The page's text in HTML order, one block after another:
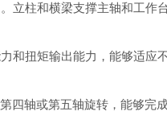
柱和横梁支撑主轴和工作
扭矩输出能力，能够适应不
轴或第五轴旋转，能够完成